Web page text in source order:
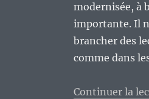
modernisée, à
importante. Il
brancher des
comme dans
Continuer la